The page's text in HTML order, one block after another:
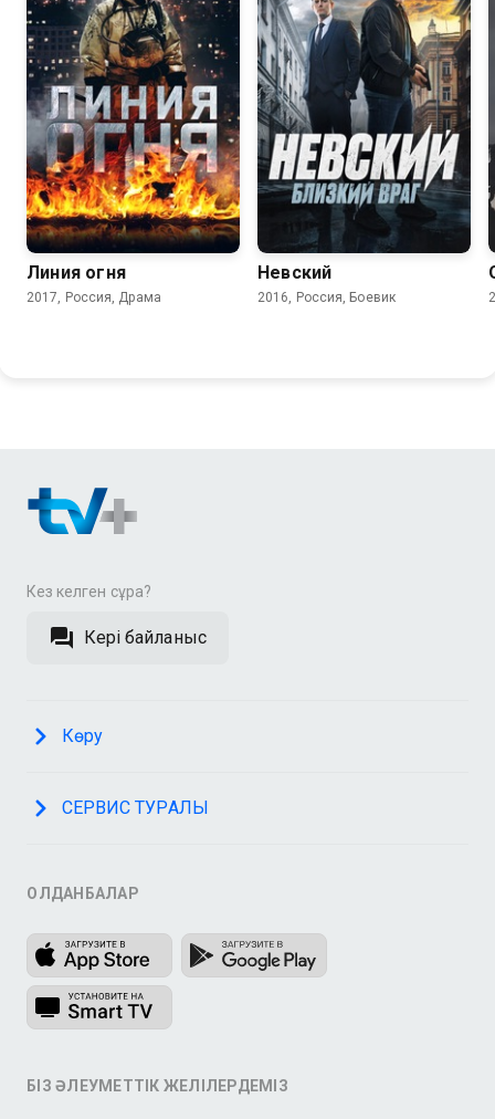
7.4
Линия огня
2017, Россия, Драма
Невский
2016, Россия, Боевик
Кез келген сұрақ?
Кері байланыс
Көру
СЕРВИС ТУРАЛЫ
ҚОЛДАНБАЛАР
БІЗ ӘЛЕУМЕТТІК ЖЕЛІЛЕРДЕМІЗ